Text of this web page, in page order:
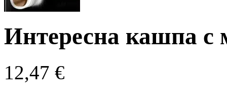
Интересна кашпа с
12,47 €